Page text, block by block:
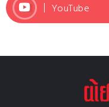
YouTube